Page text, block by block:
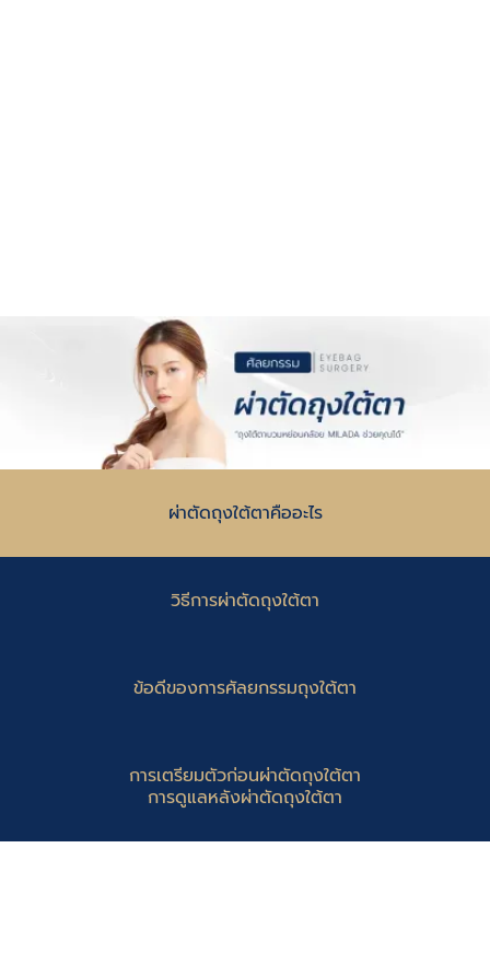
ผ่าตัดถุงใต้ตาคืออะไร
วิธีการผ่าตัดถุงใต้ตา
ข้อดีของการศัลยกรรมถุงใต้ตา
การเตรียมตัวก่อนผ่าตัดถุงใต้ตา
การดูแลหลังผ่าตัดถุงใต้ตา